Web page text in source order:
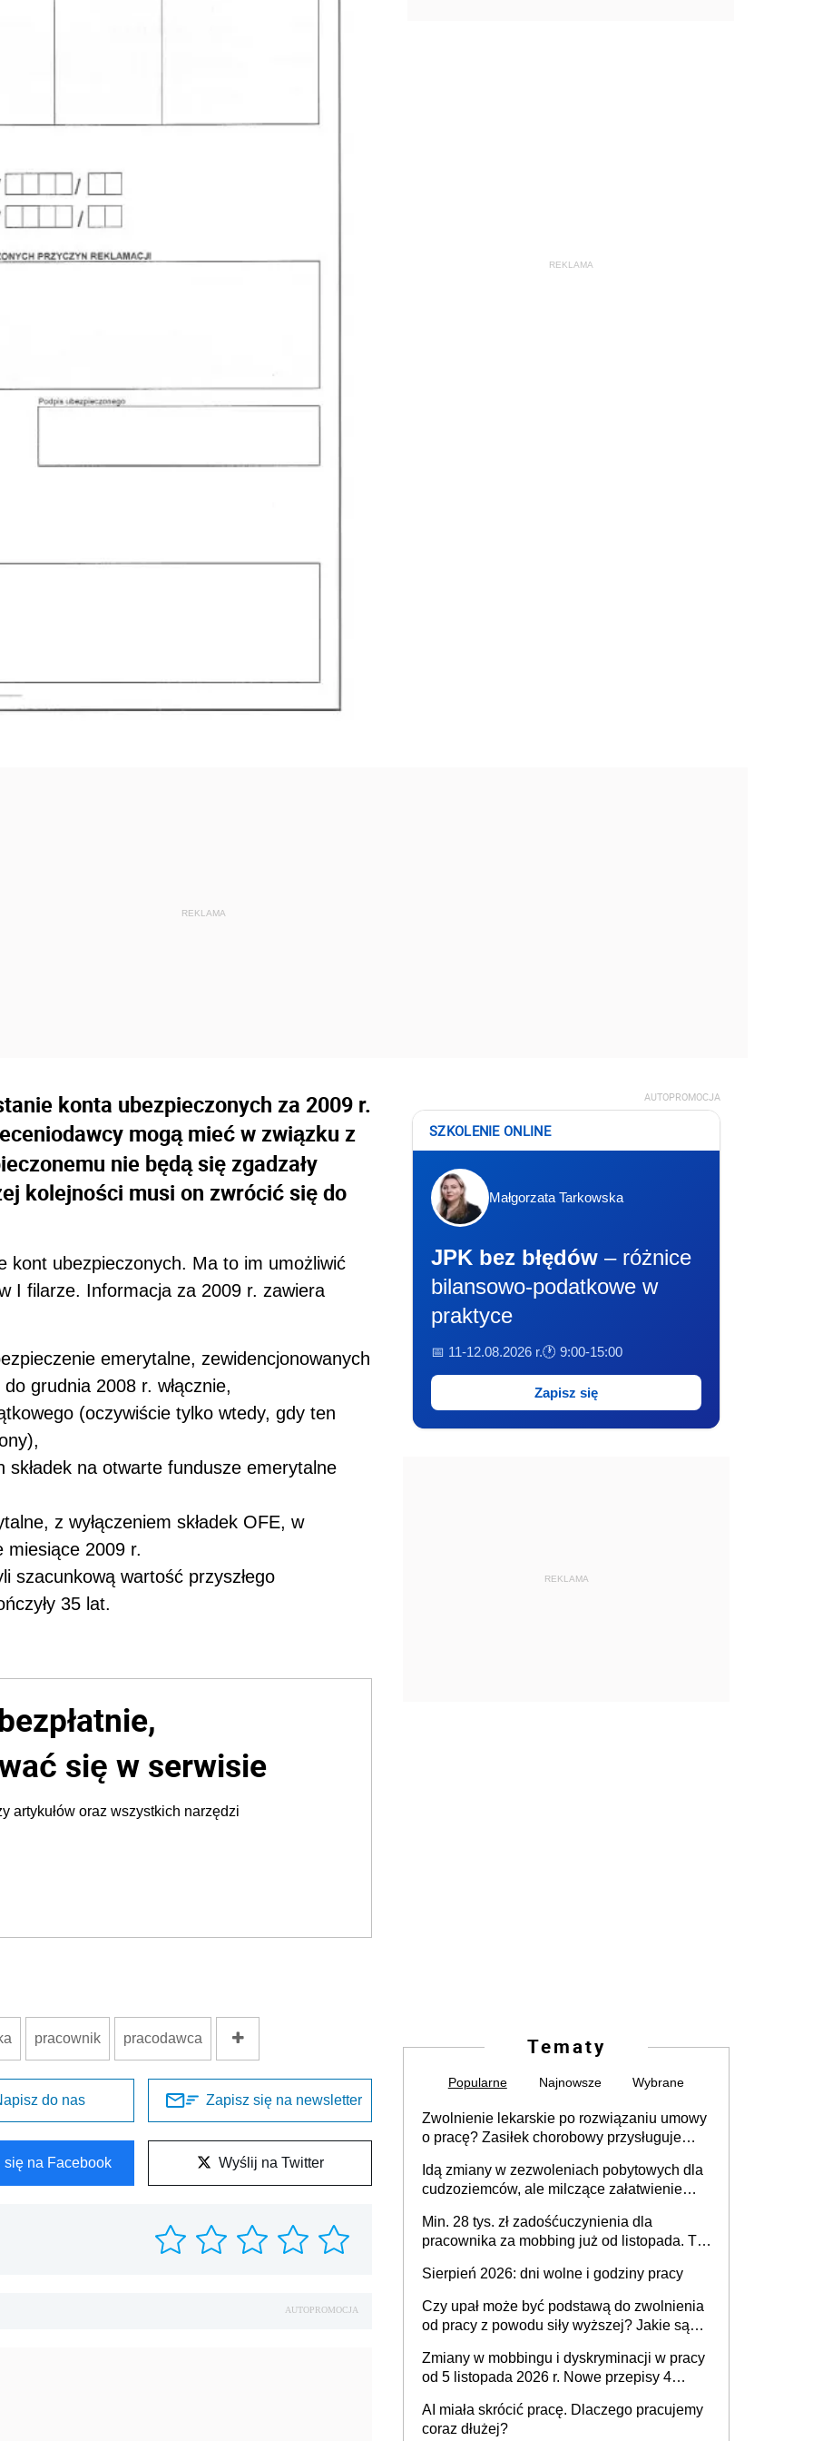
konta ubezpieczonych za 2009 r.
mogą mieć w związku z
nie będą się zgadzały
kolejności musi on zwrócić się do
kont ubezpieczonych. Ma to im umożliwić
I filarze. Informacja za 2009 r. zawiera
emerytalne, zewidencjonowanych
grudnia 2008 r. włącznie,
(oczywiście tylko wtedy, gdy ten
na otwarte fundusze emerytalne
z wyłączeniem składek OFE, w
miesiące 2009 r.
szacunkową wartość przyszłego
35 lat.
się w serwisie
artykułów oraz wszystkich narzędzi
pracownik pracodawca
do nas Zapisz się na newsletter
się na Facebook Wyślij na Twitter
AUTOPROMOCJA
AUTOPROMOCJA
SZKOLENIE ONLINE
Małgorzata Tarkowska
JPK bez błędów – różnice
bilansowo-podatkowe w
praktyce
📅 11-12.08.2026 r.🕐 9:00-15:00
Zapisz się
REKLAMA
Tematy
Popularne Najnowsze Wybrane
Zwolnienie lekarskie po rozwiązaniu umowy
o pracę? Zasiłek chorobowy przysługuje
dni od ustania stosunku pracy
Idą zmiany w zezwoleniach pobytowych dla
cudzoziemców, ale milczące załatwienie
Min. 28 tys. zł zadośćuczynienia dla
pracownika za mobbing już od listopada. To
zespołu
Sierpień 2026: dni wolne i godziny pracy
Czy upał może być podstawą do zwolnienia
od pracy z powodu siły wyższej? Jakie są
Zmiany w mobbingu i dyskryminacji w pracy
od 5 listopada 2026 r. Nowe przepisy 4
Ustaw
AI miała skrócić pracę. Dlaczego pracujemy
coraz dłużej?